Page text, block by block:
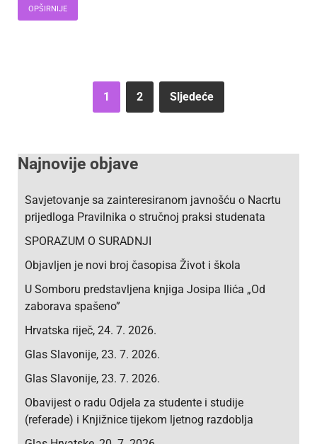
OPŠIRNIJE
1 2 Sljedeće
Najnovije objave
Savjetovanje sa zainteresiranom javnošću o Nacrtu
prijedloga Pravilnika o stručnoj praksi studenata
SPORAZUM O SURADNJI
Objavljen je novi broj časopisa Život i škola
U Somboru predstavljena knjiga Josipa Ilića „Od
zaborava spašeno”
Hrvatska riječ, 24. 7. 2026.
Glas Slavonije, 23. 7. 2026.
Glas Slavonije, 23. 7. 2026.
Obavijest o radu Odjela za studente i studije
(referade) i Knjižnice tijekom ljetnog razdoblja